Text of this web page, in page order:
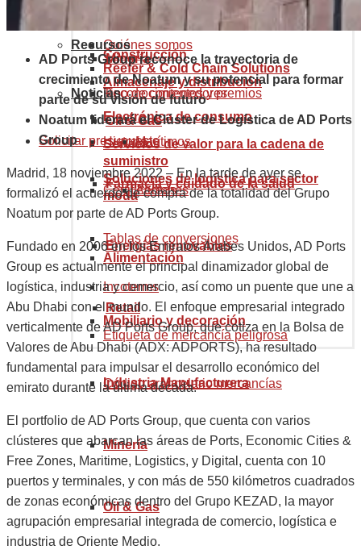
Minería
Oil & Gas
Farmacia y cuidado de la salud
Energías renovables
Retail
Aduanas y comercio internacional
Almacenaje y distribución
Servicios de valor para la cadena de
suministro
eCommerce Solutions
Reefer & Cold Chain Solutions
Construcción
Electrónica de consumo
Soluciones de logística para sector
moda
Alimentación
Mobiliario y decoración
Industria Manufacturera
Minería
Oil & Gas
Quiénes somos
Reconocimientos y premios
Historia
Certificaciones
Recursos
Tipo de contenedores
Marítimos
Aéreos
Tablas de conversiones
Incoterms
Etiqueta de mercancía peligrosa
Código arancelario mercancías
Noticias
Solicitar presupuesto
AD Ports Group reconoce la trayectoria de
crecimiento de Noatum y su potencial para formar
parte de su visión de futuro
Noatum liderará el Clúster de Logística de AD Ports
Group
Madrid, 18 noviembre 2022 – En la tarde de ayer se
formalizó el acuerdo de compra de la totalidad del Grupo
Noatum por parte de AD Ports Group.
Fundado en 2006 en los Emiratos Árabes Unidos, AD Ports
Group es actualmente el principal dinamizador global de
logística, industria y comercio, así como un puente que une a
Abu Dhabi con el mundo. El enfoque empresarial integrado
verticalmente de AD Ports Group, que cotiza en la Bolsa de
Valores de Abu Dhabi (ADX: ADPORTS), ha resultado
fundamental para impulsar el desarrollo económico del
emirato durante la última década.
El portfolio de AD Ports Group, que cuenta con varios
clústeres que abarcan las áreas de Ports, Economic Cities &
Free Zones, Maritime, Logistics, y Digital, cuenta con 10
puertos y terminales, y con más de 550 kilómetros cuadrados
de zonas económicas dentro del Grupo KEZAD, la mayor
agrupación empresarial integrada de comercio, logística e
industria de Oriente Medio.